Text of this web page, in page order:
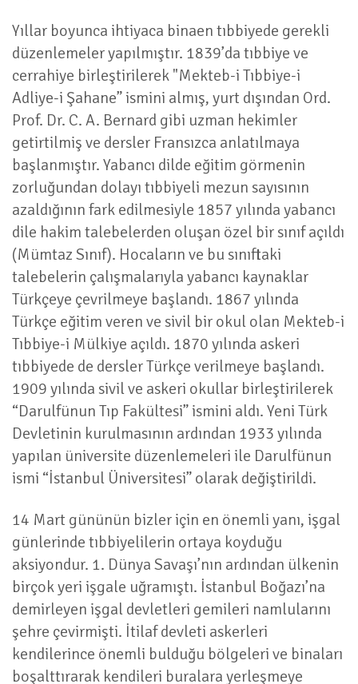
Yıllar boyunca ihtiyaca binaen tıbbiyede gerekli
düzenlemeler yapılmıştır. 1839’da tıbbiye ve
cerrahiye birleştirilerek "Mekteb-i Tıbbiye-i
Adliye-i Şahane” ismini almış, yurt dışından Ord.
Prof. Dr. C. A. Bernard gibi uzman hekimler
getirtilmiş ve dersler Fransızca anlatılmaya
başlanmıştır. Yabancı dilde eğitim görmenin
zorluğundan dolayı tıbbiyeli mezun sayısının
azaldığının fark edilmesiyle 1857 yılında yabancı
dile hakim talebelerden oluşan özel bir sınıf açıldı
(Mümtaz Sınıf). Hocaların ve bu sınıftaki
talebelerin çalışmalarıyla yabancı kaynaklar
Türkçeye çevrilmeye başlandı. 1867 yılında
Türkçe eğitim veren ve sivil bir okul olan Mekteb-i
Tıbbiye-i Mülkiye açıldı. 1870 yılında askeri
tıbbiyede de dersler Türkçe verilmeye başlandı.
1909 yılında sivil ve askeri okullar birleştirilerek
“Darulfünun Tıp Fakültesi” ismini aldı. Yeni Türk
Devletinin kurulmasının ardından 1933 yılında
yapılan üniversite düzenlemeleri ile Darulfünun
ismi “İstanbul Üniversitesi” olarak değiştirildi.
14 Mart gününün bizler için en önemli yanı, işgal
günlerinde tıbbiyelilerin ortaya koyduğu
aksiyondur. 1. Dünya Savaşı’nın ardından ülkenin
birçok yeri işgale uğramıştı. İstanbul Boğazı’na
demirleyen işgal devletleri gemileri namlularını
şehre çevirmişti. İtilaf devleti askerleri
kendilerince önemli bulduğu bölgeleri ve binaları
boşalttırarak kendileri buralara yerleşmeye